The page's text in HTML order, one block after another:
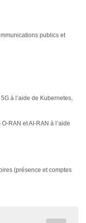
publics et
à l’aide de Kubernetes,
RAN et AI-RAN à l’aide
(présence et comptes